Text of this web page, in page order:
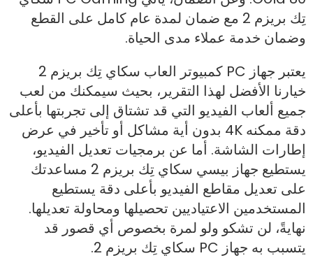
تِك بريزم 2 مع ضمان لمدة عام كامل على القطع
وضمان خدمة عملاء مدى الحياة.
يعتبر جهاز PC كمبيوتر العاب سكاي تِك بريزم 2
خيارنا الأفضل لهذا التقرير، بحيث سيمكنك من لعب
جميع ألعاب الفيديو التي قد تشتاق إلى تجربتها بأعلى
دقة ممكنه 4K بدون أية مشاكل أو تأخير في عرض
إطارات الشاشة. أما عن برمجيات تعديل الفيديو،
يستطيع جهاز بيسي سكاي تِك بريزم 2 مساعدتك
على تعديل مقاطع الفيديو بأعلى دقة يستطيع
المستخدمين الاعتياديين تحصيلها ومحاولة تعديلها.
نهايةً، لن تشكو ولو لمرة بخصوص أي قصور قد
يتسبب به جهاز PC سكاي تِك بريزم 2.